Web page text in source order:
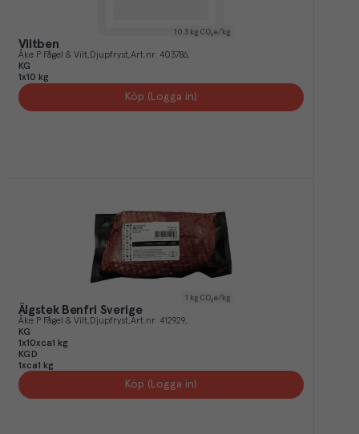
10.3 kg CO₂e/kg
Viltben
Åke P Fågel & Vilt Djupfryst Art.nr. 403786
KG
1x10 kg
Köp (Logga in)
1 kg CO₂e/kg
Älgstek Benfri Sverige
Åke P Fågel & Vilt Djupfryst Art.nr. 412929
KG
1x10xca1 kg
KGD
1xca1 kg
Köp (Logga in)